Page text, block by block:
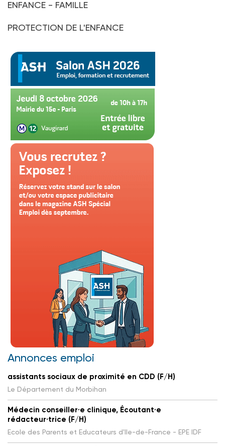
ENFANCE - FAMILLE
PROTECTION DE L'ENFANCE
Annonces emploi
assistants sociaux de proximité en CDD (F/H)
Le Département du Morbihan
Médecin conseiller·e clinique, Écoutant·e
rédacteur·trice (F/H)
Ecole des Parents et Educateurs d'Ile-de-France - EPE IDF